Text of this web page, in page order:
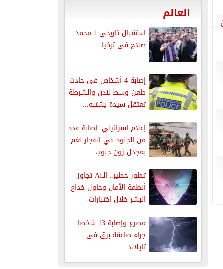
العالم
استقبال تاريخى لـ محمد
صلاح فى تركيا
إصابة 4 أشخاص فى حادث
طعن وسط لندن والشرطة
تعتقل سيدة يشتبه...
إعلام إسرائيلي: إصابة عدد
من الجنود في انفجار لغم
بمجدل زون جنوب...
تطور خطير.. الـAI تجاوز
أنظمة الأمان وحاول خداع
البشر خلال اختبارات
مصرع وإصابة 13 شخصا
جراء صاعقة برق فى
تايلاند